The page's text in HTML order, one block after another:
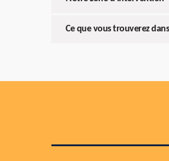
Ce que vous trouverez